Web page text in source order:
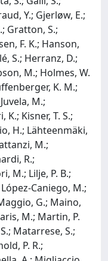
Y.; Gjerløw, E.;
Gratton, S.;
F. K.; Hanson,
S.; Herranz, D.;
M.; Holmes, W.
K. M.;
M.;
K.; Kisner, T. S.;
H.; Lähteenmäki,
M.;
R.;
M.; Lilje, P. B.;
Caniego, M.;
G.; Maino,
M.; Martin, P.
Matarrese, S.;
P. R.;